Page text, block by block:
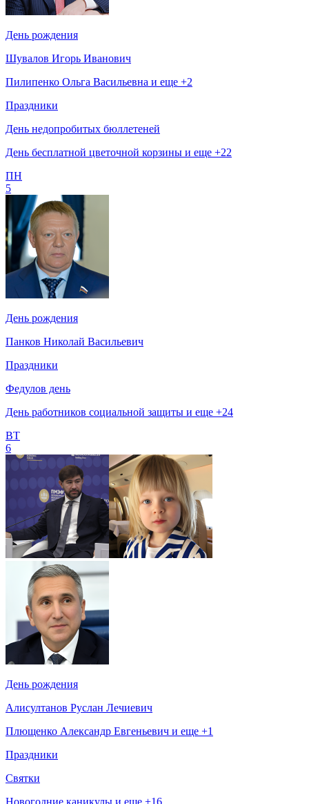
День рождения
Шувалов Игорь Иванович
Пилипенко Ольга Васильевна и еще +2
Праздники
День недопробитых бюллетеней
День бесплатной цветочной корзины и еще +22
ПН
5
День рождения
Панков Николай Васильевич
Праздники
Федулов день
День работников социальной защиты и еще +24
ВТ
6
День рождения
Алисултанов Руслан Лечиевич
Плющенко Александр Евгеньевич и еще +1
Праздники
Святки
Новогодние каникулы и еще +16